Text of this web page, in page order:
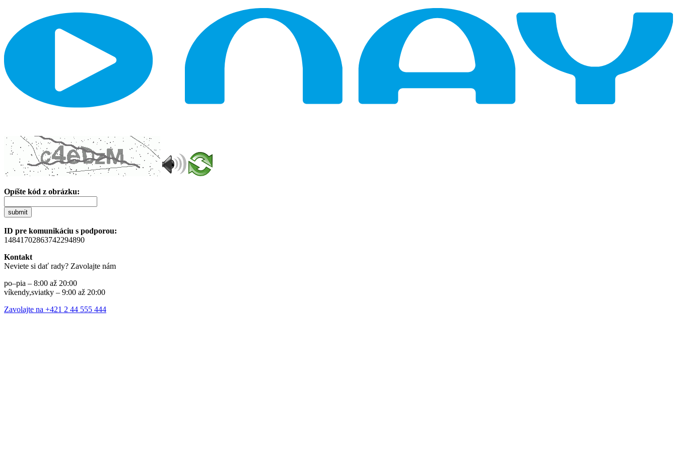
Opíšte kód z obrázku:
submit
ID pre komunikáciu s podporou:
14841702863742294890
Kontakt
Neviete si dať rady? Zavolajte nám
po–pia – 8:00 až 20:00
víkendy,sviatky – 9:00 až 20:00
Zavolajte na +421 2 44 555 444